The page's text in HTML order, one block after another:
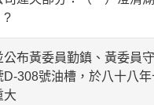
?
黃委員勤鎮、黃委員
308號油槽，於八十八
大